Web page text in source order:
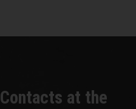
Contacts at the